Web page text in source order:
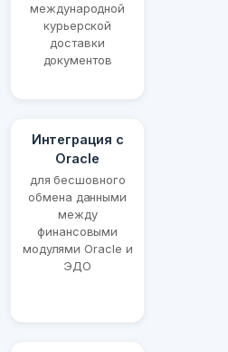
международной
курьерской
доставки
документов
Интеграция с
Oracle
для бесшовного
обмена данными
между
финансовыми
модулями Oracle и
ЭДО